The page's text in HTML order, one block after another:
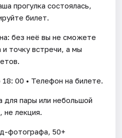
прогулка состоялась,
билет.
без неё вы не сможете
и точку встречи, а мы
00 • Телефон на билете.
для пары или небольшой
не лекция.
фотографа, 50+